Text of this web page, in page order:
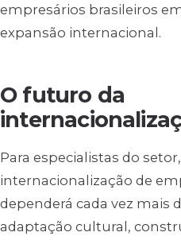
empresários brasileiros
expansão internacional.
O futuro da
Para especialistas do
internacionalização de
dependerá cada vez mais
adaptação cultural,